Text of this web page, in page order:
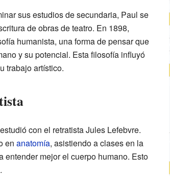
sus estudios de secundaria, Paul se
de obras de teatro. En 1898,
humanista, una forma de pensar que
y su potencial. Esta filosofía influyó
trabajo artístico.
con el retratista Jules Lefebvre.
en anatomía, asistiendo a clases en la
entender mejor el cuerpo humano. Esto